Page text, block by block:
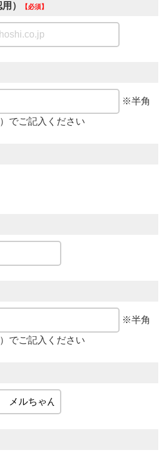
） 必須
※半角
でご記入ください
※半角
でご記入ください